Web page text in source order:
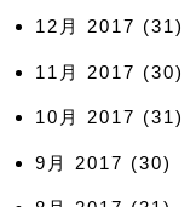
12月 2017 (31)
11月 2017 (30)
10月 2017 (31)
9月 2017 (30)